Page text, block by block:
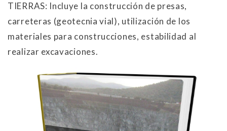
TIERRAS: Incluye la construcción de presas,
carreteras (geotecnia vial), utilización de los
materiales para construcciones, estabilidad al
realizar excavaciones.